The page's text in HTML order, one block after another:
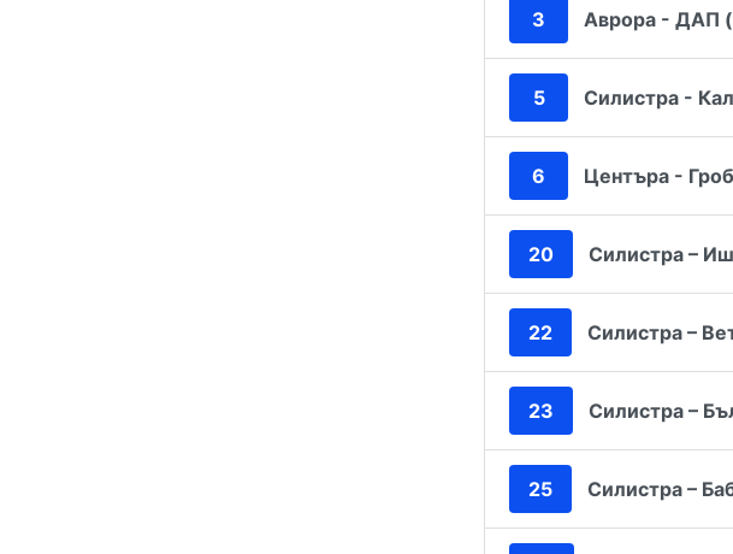
3 Аврора - ДАП
5 Силистра -
6 Центъра -
20 Силистра –
22 Силистра –
23 Силистра –
25 Силистра –